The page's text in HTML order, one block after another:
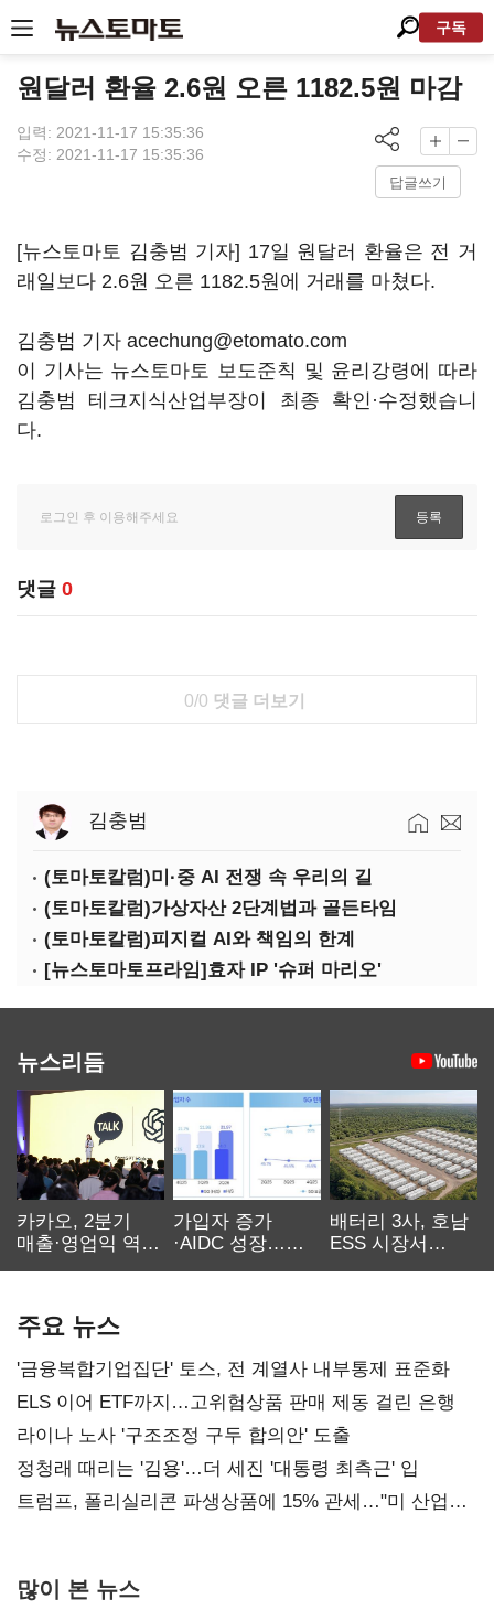
구독
원달러 환율 2.6원 오른 1182.5원 마감
입력: 2021-11-17 15:35:36
수정: 2021-11-17 15:35:36
답글쓰기
[뉴스토마토 김충범 기자] 17일 원달러 환율은 전 거
래일보다 2.6원 오른 1182.5원에 거래를 마쳤다.
김충범 기자 acechung@etomato.com
이 기사는 뉴스토마토 보도준칙 및 윤리강령에 따라
김충범 테크지식산업부장이 최종 확인·수정했습니
다.
댓글 0
0/0 댓글 더보기
김충범
(토마토칼럼)미·중 AI 전쟁 속 우리의 길
(토마토칼럼)가상자산 2단계법과 골든타임
(토마토칼럼)피지컬 AI와 책임의 한계
[뉴스토마토프라임]효자 IP '슈퍼 마리오'
뉴스리듬
카카오, 2분기
매출·영업익 역대
가입자 증가
·AIDC 성장…
배터리 3사, 호남
ESS 시장서
주요 뉴스
'금융복합기업집단' 토스, 전 계열사 내부통제 표준화
ELS 이어 ETF까지…고위험상품 판매 제동 걸린 은행
라이나 노사 '구조조정 구두 합의안' 도출
정청래 때리는 '김용'…더 세진 '대통령 최측근' 입
트럼프, 폴리실리콘 파생상품에 15% 관세…"미 산업
많이 본 뉴스